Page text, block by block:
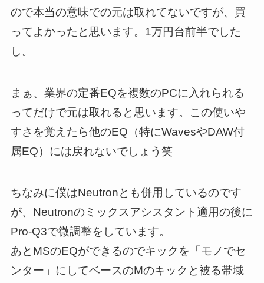
ので本当の意味での元は取れてないですが、買
ってよかったと思います。1万円台前半でした
し。
まぁ、業界の定番EQを複数のPCに入れられる
ってだけで元は取れると思います。この使いや
すさを覚えたら他のEQ（特にWavesやDAW付
属EQ）には戻れないでしょう笑
ちなみに僕はNeutronとも併用しているのです
が、Neutronのミックスアシスタント適用の後に
Pro-Q3で微調整をしています。
あとMSのEQができるのでキックを「モノでセ
ンター」にしてベースのMのキックと被る帯域